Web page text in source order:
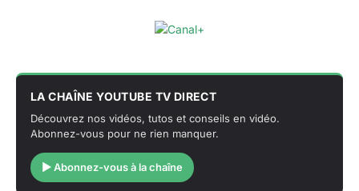
LA CHAÎNE YOUTUBE TV DIRECT
Découvrez nos vidéos, tutos et conseils en vidéo.
Abonnez-vous pour ne rien manquer.
▶ Abonnez-vous à la chaîne